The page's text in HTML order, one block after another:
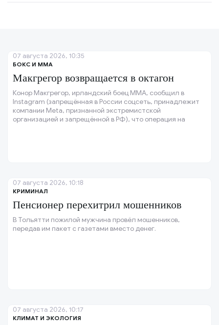
БОКС И ММА
Макгрегор возвращается в октагон
Конор Макгрегор, ирландский боец ММА, сообщил в
Instagram (запрещённая в России соцсеть, принадлежит
компании Meta, признанной экстремистской
организацией и запрещённой в РФ), что операция на
07 августа 2026, 10:35
КРИМИНАЛ
Пенсионер перехитрил мошенников
В Тольятти пожилой мужчина провёл мошенников,
передав им пакет с газетами вместо денег.
07 августа 2026, 10:18
КЛИМАТ И ЭКОЛОГИЯ
07 августа 2026, 10:17